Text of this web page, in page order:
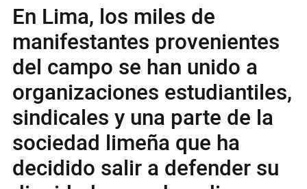
En Lima, los miles de
manifestantes provenientes
del campo se han unido a
organizaciones estudiantiles,
sindicales y una parte de la
sociedad limeña que ha
decidido salir a defender su